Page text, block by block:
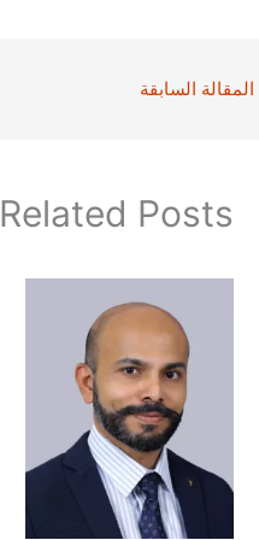
المقالة السابقة
Related Posts